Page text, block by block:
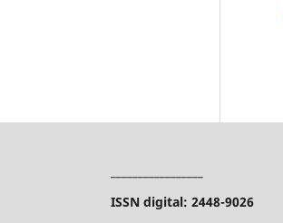
ISSN digital: 2448-9026